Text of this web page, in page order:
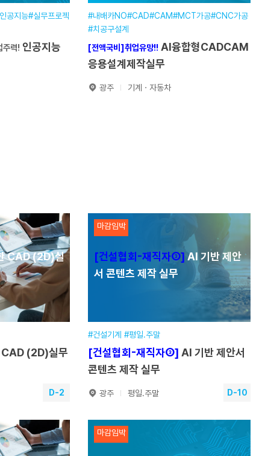
접수기간
~
원서접수
공지능#실무프로젝
주력!
야
#내배카NO#CAD#CAM#MCT가공#CNC가공
#치공구설계
[전액국비]취업유망!!
응용설계제작실무
광주 기계ㆍ자동차
분야
기계·장비분야
원서접수
CAD (2D)실
CAD (2D)실무
D-2
CAD (2D)
마감임박
[건설협회-재직자③] AI 기반 제안
서 콘텐츠 제작 실무
#건설기계 #평일.주말
[건설협회-재직자③] AI 기반 제안서
콘텐츠 제작 실무
광주 평일.주말 D-10
[건설협회-재직자③]AI 기반 제
안서 콘텐츠 제작 실무
마감임박